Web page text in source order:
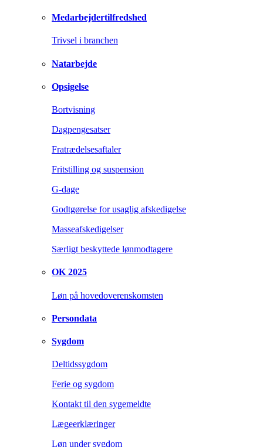
Medarbejdertilfredshed
Trivsel i branchen
Natarbejde
Opsigelse
Bortvisning
Dagpengesatser
Fratrædelsesaftaler
Fritstilling og suspension
G-dage
Godtgørelse for usaglig afskedigelse
Masseafskedigelser
Særligt beskyttede lønmodtagere
OK 2025
Løn på hovedoverenskomsten
Persondata
Sygdom
Deltidssygdom
Ferie og sygdom
Kontakt til den sygemeldte
Lægeerklæringer
Løn under sygdom